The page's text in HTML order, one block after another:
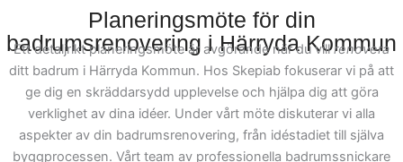
och arbetar med att möta
specifika krav för
badrumsrenovering i
Härryda Kommun. Vår
målsättning är att i varje
projekt hjälpa våra kunder
från idé till slutfört arbete.
Planeringsmöte för din
badrumsrenovering i Härryda Kommun
Ett detaljrikt planeringsmöte är avgörande när du villrenovera
ditt badrum i Härryda Kommun. Hos Skepiab fokuserar vi på att
ge dig en skräddarsydd upplevelse och hjälpa dig att göra
verklighet av dina idéer. Under vårt möte diskuterar vi alla
aspekter av din badrumsrenovering, från idéstadiet till själva
byggprocessen. Vårt team av professionella badrumssnickare